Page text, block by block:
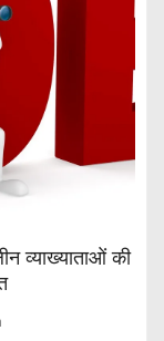
व्याख्याताओं की